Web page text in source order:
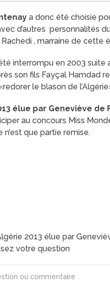
a donc été choisie
d’autres personnalités
Rachedi , marraine de cette
interrompu en 2003
son fils Fayçal Hamdad
le blason de
élue par Geneviève de
au concours Miss
n’est que partie remise.
2013 élue par
votre question